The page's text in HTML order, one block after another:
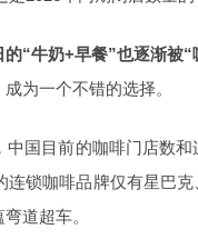
“牛奶+早餐”也逐渐被
为一个不错的选择。
国目前的咖啡门店数
连锁咖啡品牌仅有星巴
道超车。